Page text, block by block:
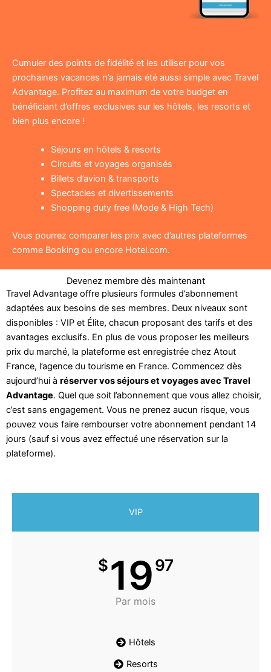
Cumuler des points de fidélité et les utiliser pour vos
prochaines vacances n’a jamais été aussi simple avec Travel
Advantage. Profitez au maximum de votre budget en
bénéficiant d’offres exclusives sur les hôtels, les resorts et
bien plus encore !
Séjours en hôtels & resorts
Circuits et voyages organisés
Billets d’avion & transports
Spectacles et divertissements
Shopping duty free (Mode & High Tech)
Vous pourrez comparer les prix avec d’autres plateformes
comme Booking ou encore Hotel.com.
Devenez membre dès maintenant
Travel Advantage offre plusieurs formules d’abonnement
adaptées aux besoins de ses membres. Deux niveaux sont
disponibles : VIP et Élite, chacun proposant des tarifs et des
avantages exclusifs. En plus de vous proposer les meilleurs
prix du marché, la plateforme est enregistrée chez Atout
France, l’agence du tourisme en France. Commencez dès
aujourd’hui à réserver vos séjours et voyages avec Travel
Advantage. Quel que soit l’abonnement que vous allez choisir,
c’est sans engagement. Vous ne prenez aucun risque, vous
pouvez vous faire rembourser votre abonnement pendant 14
jours (sauf si vous avez effectué une réservation sur la
plateforme).
VIP
$1997
Par mois
Hôtels
Resorts